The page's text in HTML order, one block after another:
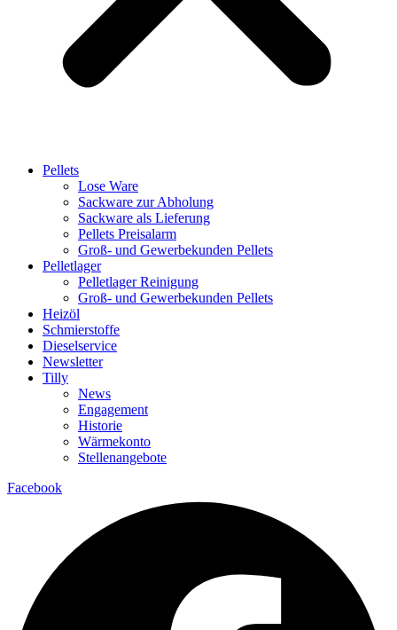
Pellets
Lose Ware
Sackware zur Abholung
Sackware als Lieferung
Pellets Preisalarm
Groß- und Gewerbekunden Pellets
Pelletlager
Pelletlager Reinigung
Groß- und Gewerbekunden Pellets
Heizöl
Schmierstoffe
Dieselservice
Newsletter
Tilly
News
Engagement
Historie
Wärmekonto
Stellenangebote
Facebook